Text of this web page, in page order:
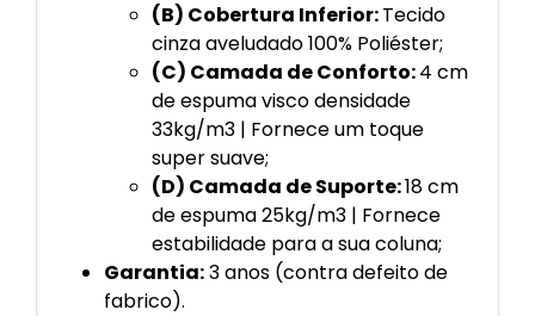
(B) Cobertura Inferior:Tecido
cinza aveludado 100% Poliéster;
(C) Camada de Conforto:4 cm
de espuma visco densidade
33kg/m3 | Fornece um toque
super suave;
(D) Camada de Suporte:18 cm
de espuma 25kg/m3 | Fornece
estabilidade para a sua coluna;
Garantia:3 anos (contra defeito de
fabrico).